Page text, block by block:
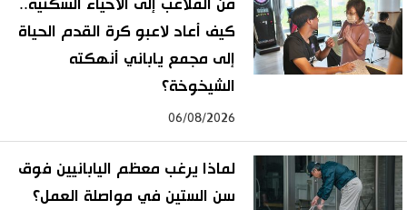
من الملاعب إلى الأحياء السكنية..
كيف أعاد لاعبو كرة القدم الحياة
إلى مجمع ياباني أنهكته
الشيخوخة؟
06/08/2026
لماذا يرغب معظم اليابانيين فوق
سن الستين في مواصلة العمل؟